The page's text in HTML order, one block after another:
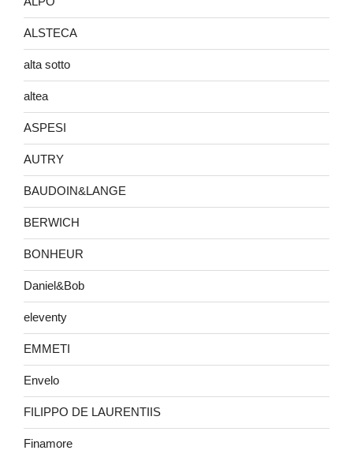
ALSTECA
alta sotto
altea
ASPESI
AUTRY
BAUDOIN&LANGE
BERWICH
BONHEUR
Daniel&Bob
eleventy
EMMETI
Envelo
FILIPPO DE LAURENTIIS
Finamore